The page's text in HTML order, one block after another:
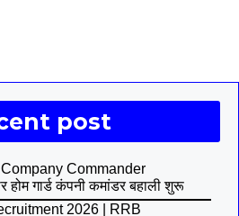
post
Commander
होम गार्ड कंपनी कमांडर बहाली शुरू
2026 | RRB